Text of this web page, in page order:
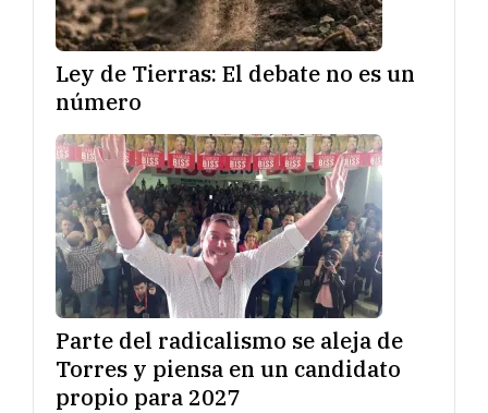
Ley de Tierras: El debate no es un
número
Parte del radicalismo se aleja de
Torres y piensa en un candidato
propio para 2027